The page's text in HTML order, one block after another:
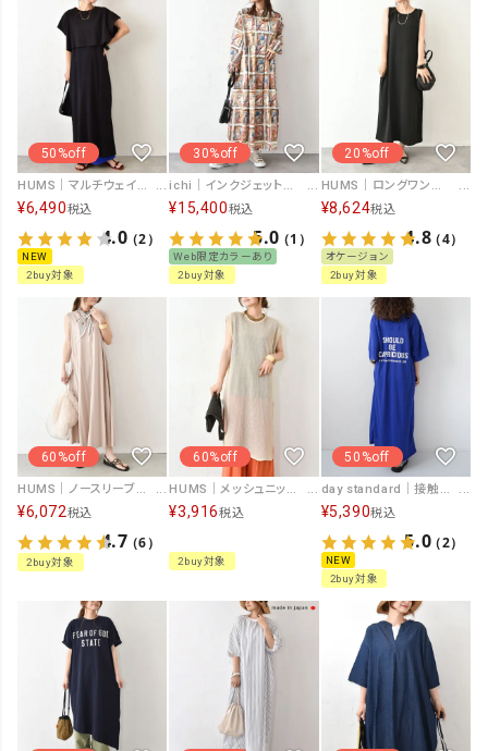
50%off
HUMS｜マルチウェイワンピース [[SAT-0049]][C]
¥6,490税込
4.0（2）
NEW
2buy対象
30%off
ichi｜インクジェットプリント2WAYワンピース [[250402]][C]
¥15,400税込
5.0（1）
Web限定カラーあり
2buy対象
20%off
HUMS｜ロングワンピース [[HU-OP-05]][C]
¥8,624税込
4.8（4）
オケージョン
2buy対象
60%off
HUMS｜ノースリーブワンピース [[CJM-0001]][C]
¥6,072税込
4.7（6）
2buy対象
60%off
HUMS｜メッシュニットチュニック [[300252]][C]
¥3,916税込
2buy対象
50%off
day standard｜接触冷感ロゴワンピース [[J262125-28]][D]
¥5,390税込
5.0（2）
NEW
2buy対象